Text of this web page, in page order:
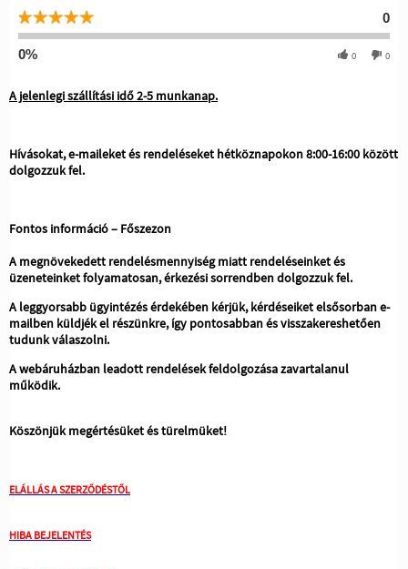
0
0% 0 0
A jelenlegi szállítási idő 2-5 munkanap.
Hívásokat, e-maileket és rendeléseket hétköznapokon 8:00-16:00 között
dolgozzuk fel.
Fontos információ – Főszezon
A megnövekedett rendelésmennyiség miatt rendeléseinket és
üzeneteinket folyamatosan, érkezési sorrendben dolgozzuk fel.
A leggyorsabb ügyintézés érdekében kérjük, kérdéseiket elsősorban e-
mailben küldjék el részünkre, így pontosabban és visszakereshetően
tudunk válaszolni.
A webáruházban leadott rendelések feldolgozása zavartalanul
működik.
Köszönjük megértésüket és türelmüket!
ELÁLLÁS A SZERZŐDÉSTŐL
HIBA BEJELENTÉS